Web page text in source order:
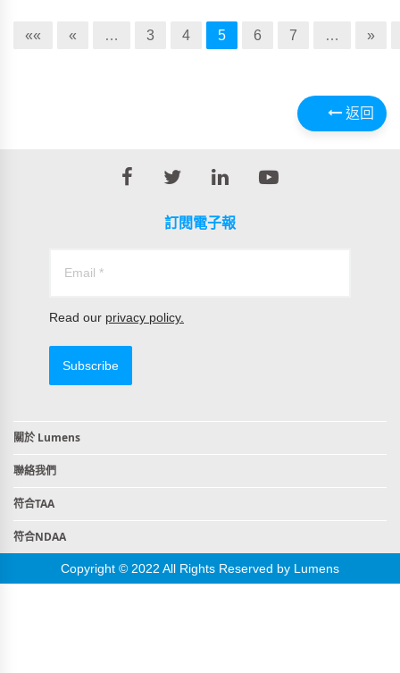
«« « … 3 4 5 6 7 … »
返回
訂閱電子報
Read our privacy policy.
Subscribe
關於 Lumens
聯絡我們
符合TAA
符合NDAA
Copyright © 2022 All Rights Reserved by Lumens